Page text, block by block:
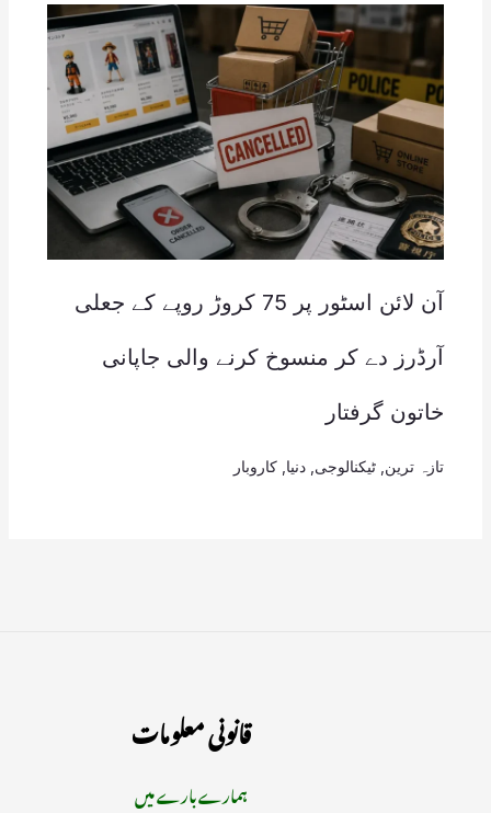
آن لائن اسٹور پر 75 کروڑ روپے کے جعلی
آرڈرز دے کر منسوخ کرنے والی جاپانی
خاتون گرفتار
تازہ ترین ٹیکنالوجی دنیا کاروبار
قانونی معلومات
ہمارے بارے میں